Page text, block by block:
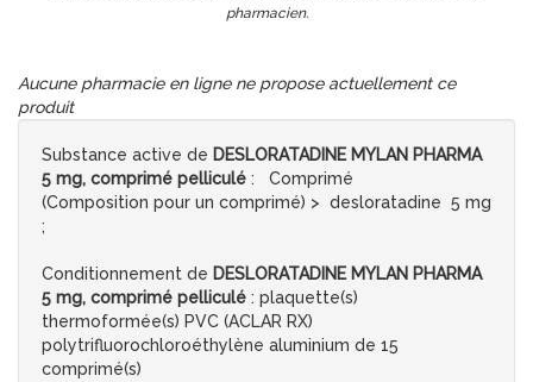
pharmacien.
Aucune pharmacie en ligne ne propose actuellement ce
produit
Substance active de DESLORATADINE MYLAN PHARMA
5 mg, comprimé pelliculé : Comprimé
(Composition pour un comprimé) > desloratadine 5 mg
;
Conditionnement de DESLORATADINE MYLAN PHARMA
5 mg, comprimé pelliculé : plaquette(s)
thermoformée(s) PVC (ACLAR RX)
polytrifluorochloroéthylène aluminium de 15
comprimé(s)